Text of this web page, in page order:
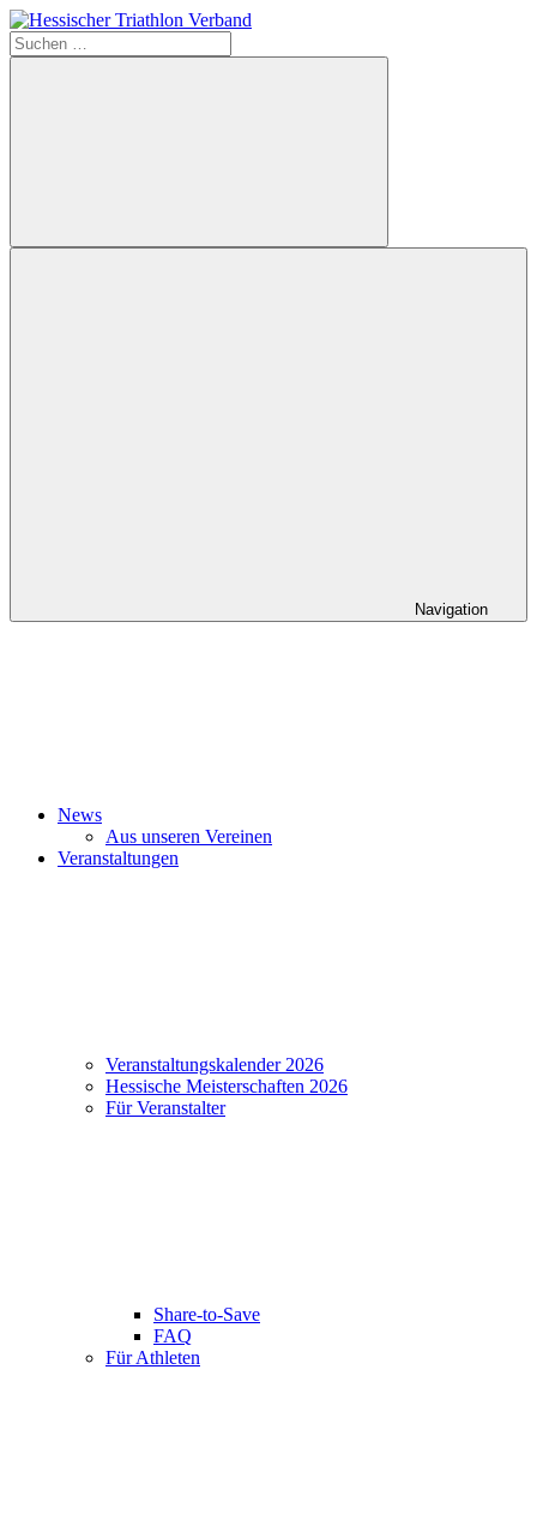
Zum
Inhalt
springen
Hessischer
Suchen
nach:
Suchen
Navigation
News
Aus unseren Vereinen
Veranstaltungen
Veranstaltungskalender 2026
Hessische Meisterschaften 2026
Für Veranstalter
Share-to-Save
FAQ
Für Athleten